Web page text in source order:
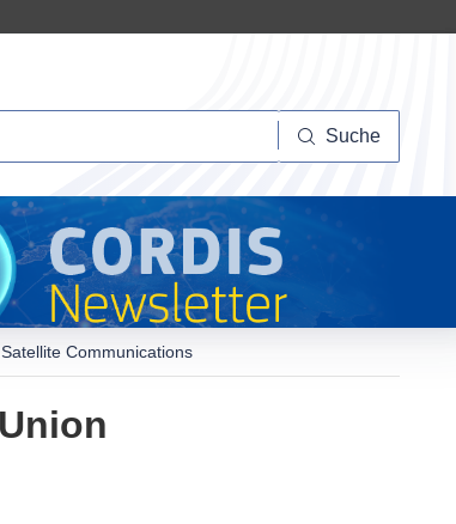
Suche
Communications